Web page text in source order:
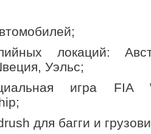
локаций:
Уэльс;
игра FIA
для багги и